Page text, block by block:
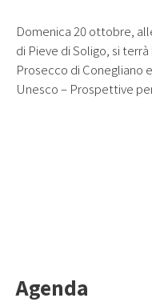
Domenica 20 ottobre,
di Pieve di Soligo, si
Prosecco di Conegliano
Unesco – Prospettive
Agenda